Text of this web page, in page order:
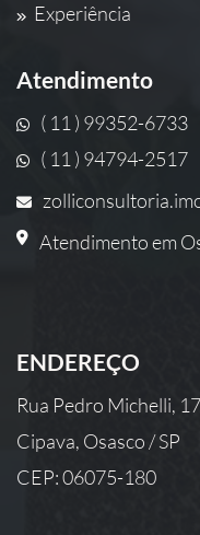
Experiência
Atendimento
( 11 ) 99352-6733
( 11 ) 94794-2517
Atendimento em
ENDEREÇO
Rua Pedro Michelli,
Cipava, Osasco / SP
CEP: 06075-180